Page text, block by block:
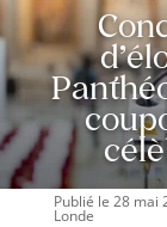
Publié le 28 mai
Londe